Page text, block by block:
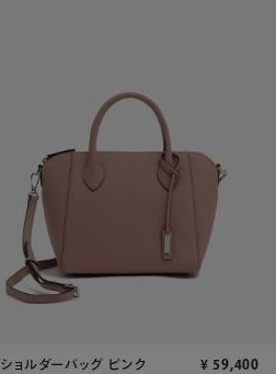
ショルダーバッグ ピンク ¥ 59,400